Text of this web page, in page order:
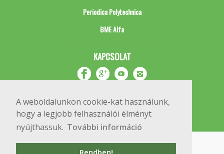
A weboldalunkon cookie-kat használunk,
hogy a legjobb felhasználói élményt
nyújthassuk. További információ
Periodica Polytechnica
BME Alfa
KAPCSOLAT
Copyright © 2020 BME Építőmérnöki Kar